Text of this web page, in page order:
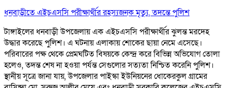
ধনবাড়ীতে এইচএসসি পরীক্ষার্থীর রহস্যজনক মৃত্যু, তদন্তে পুলিশ
টাঙ্গাইলের ধনবাড়ী উপজেলায় এক এইচএসসি পরীক্ষার্থীর ঝুলন্ত মরদেহ
উদ্ধার করেছে পুলিশ। এ ঘটনায় এলাকায় শোকের ছায়া নেমে এসেছে।
পরিবারের পক্ষ থেকে প্রেমঘটিত বিষয়কে কেন্দ্র করে বিভিন্ন অভিযোগ তোলা
হলেও, তদন্ত শেষ না হওয়া পর্যন্ত সেগুলোর সত্যতা নিশ্চিত করেনি পুলিশ।
স্থানীয় সূত্রে জানা যায়, উপজেলার পাইস্কা ইউনিয়নের ধোকেরকুল গ্রামের